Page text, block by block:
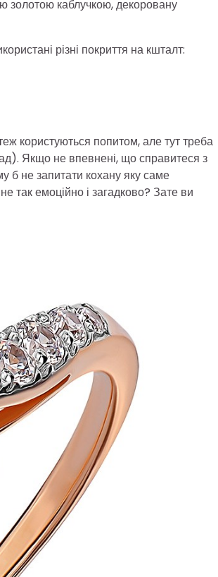
золотою каблучкою, декоровану
різні покриття на кшталт:
користуються попитом, але тут треба
Якщо не впевнені, що справитеся з
б не запитати кохану яку саме
так емоційно і загадково? Зате ви